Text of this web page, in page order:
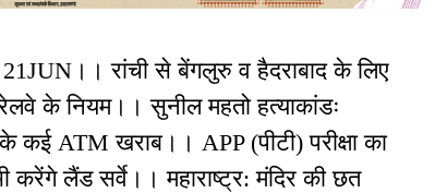
रांची से बेंगलुरु व हैदराबाद के लिए
के नियम।। सुनील महतो हत्याकांडः
ATM खराब।। APP (पीटी) परीक्षा का
करेंगे लैंड सर्वे।। महाराष्ट्र: मंदिर की छत